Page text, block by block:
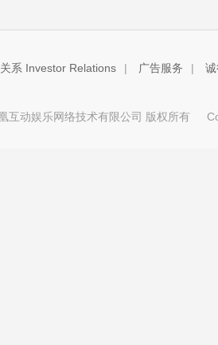
系 Investor Relations | 广告服务 |
互动娱乐网络技术有限公司 版权所有